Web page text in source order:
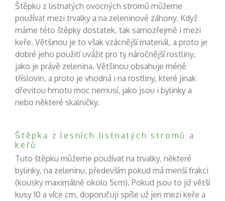
Štěpku z listnatých ovocných stromů můžeme
používat mezi trvalky a na zeleninové záhony. Když
máme této štěpky dostatek, tak samozřejmě i mezi
keře. Většinou je to však vzácnější materiál, a proto je
dobré jeho použití uvážit pro ty náročnější rostliny,
jako je právě zelenina. Většinou obsahuje méně
tříslovin, a proto je vhodná i na rostliny, které jinak
dřevitou hmotu moc nemusí, jako jsou i bylinky a
nebo některé skalničky.
Štěpka z lesních listnatých stromů a
keřů
Tuto štěpku můžeme používat na trvalky, některé
bylinky, na zeleninu, především pokud má menší frakci
(kousky maximálně okolo 5cm). Pokud jsou to již větší
kusy 10 a více cm, doporučuji spíše už jen mezi keře a